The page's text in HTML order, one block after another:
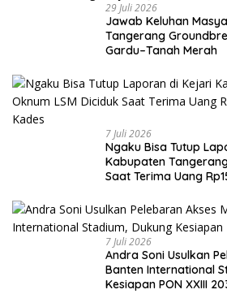
29 Juli 2026
Jawab Keluhan
Tangerang
Gardu–Tanah Merah
7 Juli 2026
Ngaku Bisa Tutup
Kabupaten
Saat Terima Uang
7 Juli 2026
Andra Soni Usulkan
Banten International
Kesiapan PON XXIII